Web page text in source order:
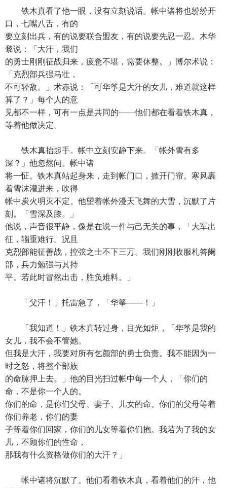
铁木真看了他一眼，没有立刻说话。帐中诸将也纷纷开
口，七嘴八舌，有的
要立刻出兵，有的说要联合盟友，有的说要先忍一忍。木华
黎说：「大汗，我们
的勇士刚刚征战归来，疲惫不堪，需要休整。」博尔术说：
「克烈部兵强马壮，
不可轻敌。」术赤说：「可华筝是大汗的女儿，难道就这样
算了？」每个人的意
见都不一样，可有一点是共同的——他们都在看着铁木真，
等着他做决定。
铁木真抬起手。帐中立刻安静下来。「帐外雪有多
深？」他忽然问。帐中诸
将一怔。铁木真站起身来，走到帐门口，掀开门帘。寒风裹
着雪沫灌进来，吹得
帐中炭火明灭不定。他望着帐外漫天飞舞的大雪，沉默了片
刻。「雪深及膝。」
他说，声音很平静，像是在说一件与己无关的事，「大军出
征，辎重难行。况且
克烈部能征善战，控弦之士不下三万。我们刚刚收服札答阑
部，兵力勉强与其持
平。若此时冒然出击，胜负难料。」
「父汗！」托雷急了，「华筝——！」
「我知道！」铁木真转过身，目光如炬，「华筝是我的
女儿，我不会不管她。
但我是大汗，我要对所有乞颜部的勇士负责。我不能因为一
时之怒，将整个部族
的命脉押上去。」他的目光扫过帐中每一个人，「你们的
命，不是你一个人的。
你们的命，是你们父母、妻子、儿女的命。你们的父母等着
你们养老，你们的妻
子等着你们回家，你们的儿女等着你们抱。我若为了我的女
儿，不顾你们的性命，
那我有什么资格做你们的大汗？」
帐中诸将沉默了。他们看着铁木真，看着他们的汗，他